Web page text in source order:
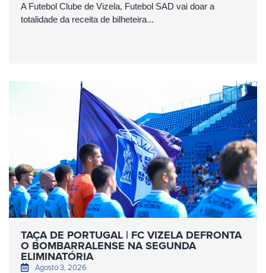
A Futebol Clube de Vizela, Futebol SAD vai doar a
totalidade da receita de bilheteira...
TAÇA DE PORTUGAL | FC VIZELA DEFRONTA
O BOMBARRALENSE NA SEGUNDA
ELIMINATÓRIA
Agosto 3, 2026